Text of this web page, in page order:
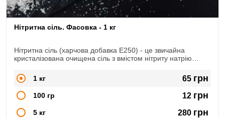
Нітритна сіль. Фасовка - 1 кг
Нітритна сіль (харчова добавка Е250) - це звичайна
кристалізована очищена сіль з вмістом нітриту натрію
при виготовленні копченостей, ковбас, сиров'ялених
продуктів.
1 кг 65 грн
100 гр 12 грн
5 кг 280 грн